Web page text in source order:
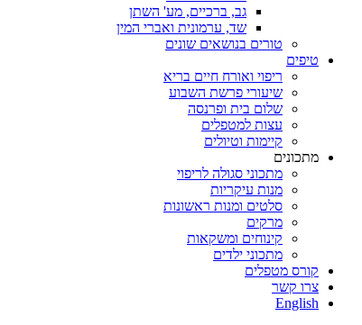
גב, ברכיים, מע' השתן
שד, ערמונית ואברי המין
טורים בנושאים שונים
טיפים
ריפוי ואורח חיים בריא
שיעורי פרשת השבוע
שלום בית ופרנסה
עצות למטפלים
קיימות וטיולים
מתכונים
מתכוני סגולה לריפוי
מנות עיקריות
סלטים ומנות ראשונות
מרקים
קינוחים ומשקאות
מתכוני ילדים
קורס מטפלים
צרו קשר
English